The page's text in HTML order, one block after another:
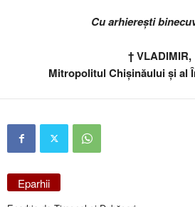
Cu arhierești
† VLADIMIR,
Mitropolitul Chișinăului și al
Eparhii